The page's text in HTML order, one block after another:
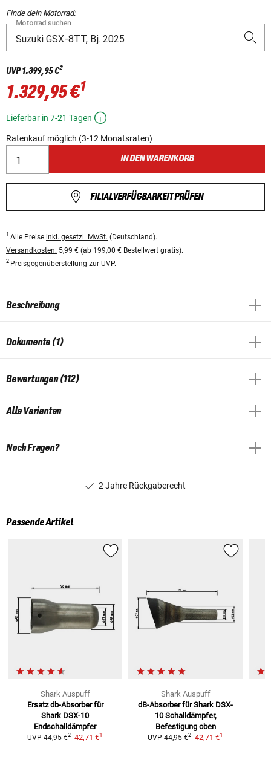
Finde dein Motorrad:
Motorrad suchen
UVP1.399,95 €2
1.329,95 €1
Lieferbar in 7-21 Tagen
Ratenkauf möglich (3-12 Monatsraten)
IN DEN WARENKORB
FILIALVERFÜGBARKEIT PRÜFEN
1 Alle Preise inkl. gesetzl. MwSt. (Deutschland).
Versandkosten: 5,99 € (ab 199,00 € Bestellwert gratis).
2 Preisgegenüberstellung zur UVP.
Beschreibung
Dokumente (1)
Bewertungen (112)
Alle Varianten
Noch Fragen?
2 Jahre Rückgaberecht
Passende Artikel
Shark Auspuff
Ersatz db-Absorber für
Shark DSX-10
Endschalldämpfer
UVP 44,95 €2 42,71 €1
Shark Auspuff
dB-Absorber für Shark DSX-
10 Schalldämpfer,
Befestigung oben
UVP 44,95 €2 42,71 €1